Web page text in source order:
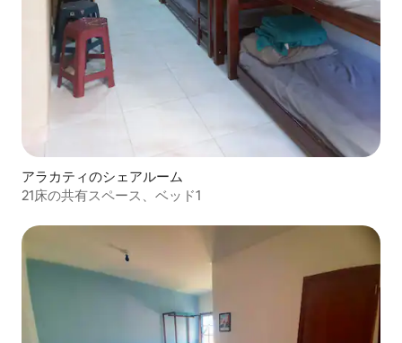
アラカティのシェアルーム
21床の共有スペース、ベッド1